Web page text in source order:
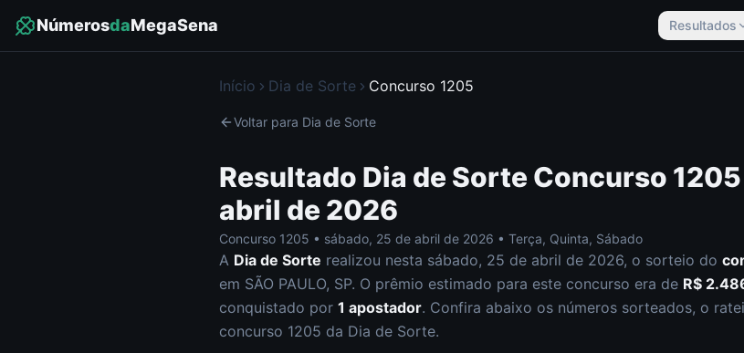
NúmerosdaMegaSena Resultados
Início Dia de Sorte Concurso 1205
Voltar para Dia de Sorte
Resultado Dia de Sorte Concurso 1205
abril de 2026
Concurso 1205 • sábado, 25 de abril de 2026 • Terça, Quinta, Sábado
A Dia de Sorte realizou nesta sábado, 25 de abril de 2026, o sorteio do
em SÃO PAULO, SP. O prêmio estimado para este concurso era de R$
conquistado por 1 apostador. Confira abaixo os números sorteados, o
concurso 1205 da Dia de Sorte.